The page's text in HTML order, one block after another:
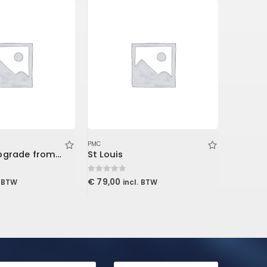
Volume 5 Upgrade from Volume 3 (Download)
PMC
St Louis
0out of 5
€ 79,00 incl. BTW